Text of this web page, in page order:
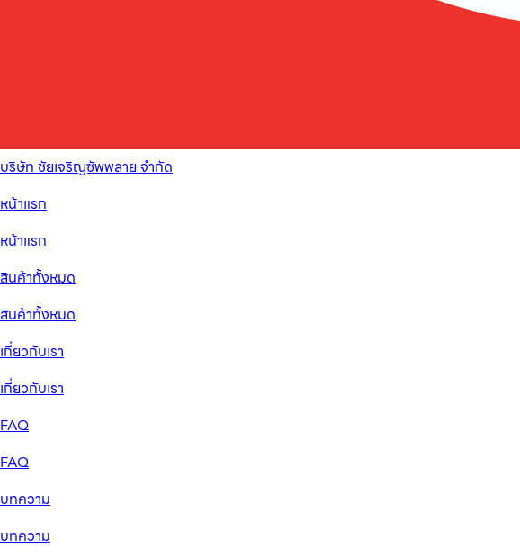
บริษัท ชัยเจริญซัพพลาย จำกัด
หน้าแรก
หน้าแรก
สินค้าทั้งหมด
สินค้าทั้งหมด
เกี่ยวกับเรา
เกี่ยวกับเรา
FAQ
FAQ
บทความ
บทความ